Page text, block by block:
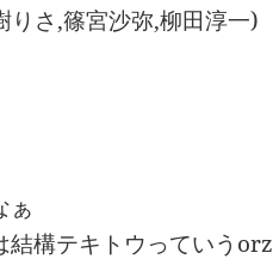
りさ,篠宮沙弥,柳田淳一)
ぁ
結構テキトウっていうorz